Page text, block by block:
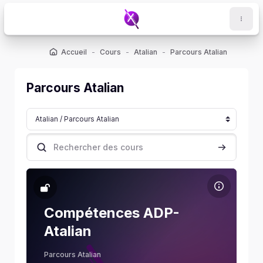
Accueil Cours Atalian Parcours Atalian
Parcours Atalian
Catégories de cours
Rechercher des cours
Connexion nécessaire avant
d’accéder au test :
Image de cours Compétences ADP-Atalian
Image de cours
Nom du cours
Compétences ADP-
Atalian
Parcours Atalian